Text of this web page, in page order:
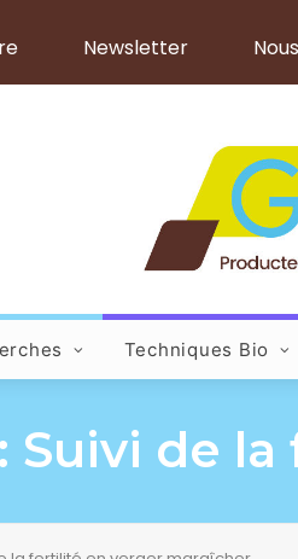
Newsletter
Techniques Bio
Suivi de